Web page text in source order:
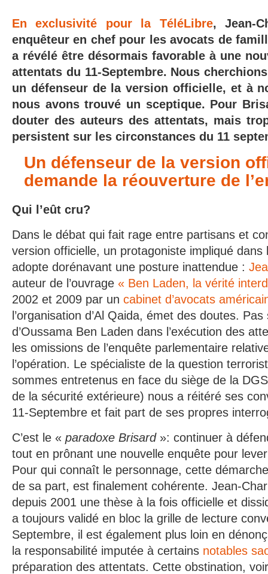
En exclusivité pour la TéléLibre, Jean-
enquêteur en chef pour les avocats de
a révélé être désormais favorable à une
attentats du 11-Septembre. Nous
un défenseur de la version officielle, et à
nous avons trouvé un sceptique. Pour
douter des auteurs des attentats, mais
persistent sur les circonstances du 11
Un défenseur de la version
demande la réouverture de
Qui l’eût cru?
Dans le débat qui fait rage entre partisans et
version officielle, un protagoniste impliqué dans
adopte dorénavant une posture inattendue :
auteur de l’ouvrage « Ben Laden, la vérité
2002 et 2009 par un cabinet d’avocats
l’organisation d’Al Qaida, émet des doutes. Pas
d’Oussama Ben Laden dans l’exécution des
les omissions de l’enquête parlementaire
l’opération. Le spécialiste de la question
sommes entretenus en face du siège de la
de la sécurité extérieure) nous a réitéré ses
11-Septembre et fait part de ses propres
C’est le « paradoxe Brisard»: continuer à
tout en prônant une nouvelle enquête pour
Pour qui connaît le personnage, cette
de sa part, est finalement cohérente. Jean-
depuis 2001 une thèse à la fois officielle et
a toujours validé en bloc la grille de lecture
Septembre, il est également plus loin en
la responsabilité imputée à certains notables
préparation des attentats. Cette obstination,